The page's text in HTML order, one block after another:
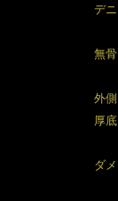
デ
無
外
厚
ダ